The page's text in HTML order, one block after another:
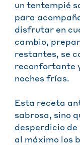
un tentempié
para
disfrutar en
cambio,
restantes, se
reconfortante
noches frías.
Esta receta
sabrosa, sino
desperdicio
al máximo los